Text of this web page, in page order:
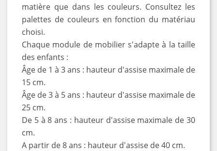
matière que dans les couleurs. Consultez les
palettes de couleurs en fonction du matériau
choisi.
Chaque module de mobilier s'adapte à la taille
des enfants :
Âge de 1 à 3 ans : hauteur d'assise maximale de
15 cm.
Âge de 3 à 5 ans : hauteur d'assise maximale de
25 cm.
De 5 à 8 ans : hauteur d'assise maximale de 30
cm.
A partir de 8 ans : hauteur d'assise de 40 cm.